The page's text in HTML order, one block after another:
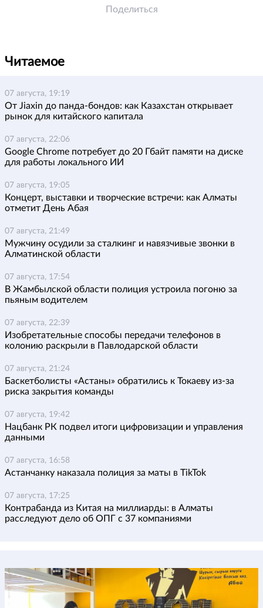
Поделиться
Читаемое
07 августа, 19:19
От Jiaxin до панда-бондов: как Казахстан открывает
рынок для китайского капитала
07 августа, 22:06
Google Chrome потребует до 20 Гбайт памяти на диске
для работы локального ИИ
07 августа, 19:05
Концерт, выставки и творческие встречи: как Алматы
отметит День Абая
07 августа, 21:49
Мужчину осудили за сталкинг и навязчивые звонки в
Алматинской области
07 августа, 17:54
В Жамбылской области полиция устроила погоню за
пьяным водителем
07 августа, 22:39
Изобретательные способы передачи телефонов в
колонию раскрыли в Павлодарской области
07 августа, 21:24
Баскетболисты «Астаны» обратились к Токаеву из-за
риска закрытия команды
07 августа, 19:42
Нацбанк РК подвел итоги цифровизации и управления
данными
07 августа, 16:58
Астанчанку наказала полиция за маты в TikTok
07 августа, 17:25
Контрабанда из Китая на миллиарды: в Алматы
расследуют дело об ОПГ с 37 компаниями